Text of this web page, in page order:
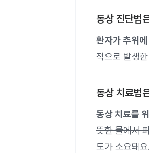
동상 진단법
환자가 추위
적으로 발생
동상 치료법
동상 치료를
뜻한 물에서
도가 소요돼